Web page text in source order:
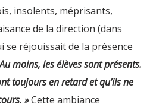
insolents, méprisants,
de la direction (dans
se réjouissait de la présence
moins, les élèves sont présents.
toujours en retard et qu’ils ne
»Cette ambiance